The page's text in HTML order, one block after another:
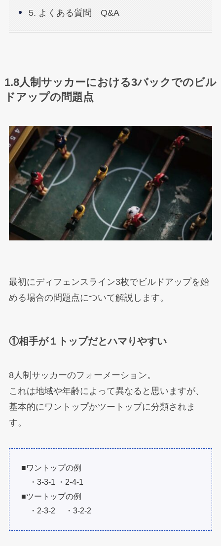
5. よくある質問 Q&A
1.8人制サッカーにおける3バックでのビル
ドアップの問題点
最初にディフェンスライン3枚でビルドアップを始
める場合の問題点について解説します。
①相手が１トップだとハマりやすい
8人制サッカーのフォーメーション。
これは地域や年齢によって異なると思いますが、
基本的にワントップかツートップに分類されま
す。
■ワントップの例
・3-3-1 ・2-4-1
■ツートップの例
・2-3-2 ・3-2-2